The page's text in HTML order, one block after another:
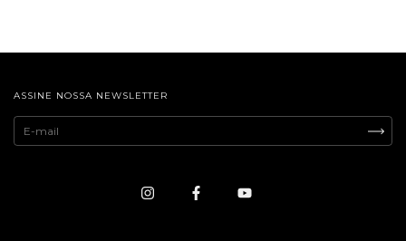
ASSINE NOSSA NEWSLETTER